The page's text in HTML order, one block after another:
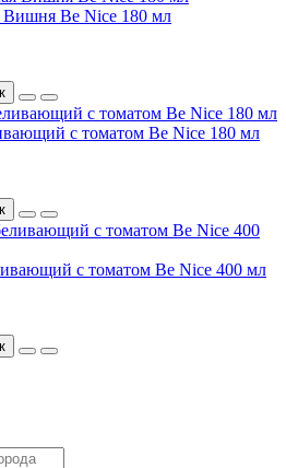
Вишня Be Nice 180 мл
с томатом Be Nice 180 мл
с томатом Be Nice 400 мл